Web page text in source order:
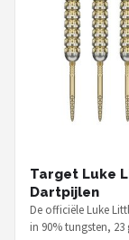
Target Luke
Dartpijlen
De officiële Luke
in 90% tungsten,